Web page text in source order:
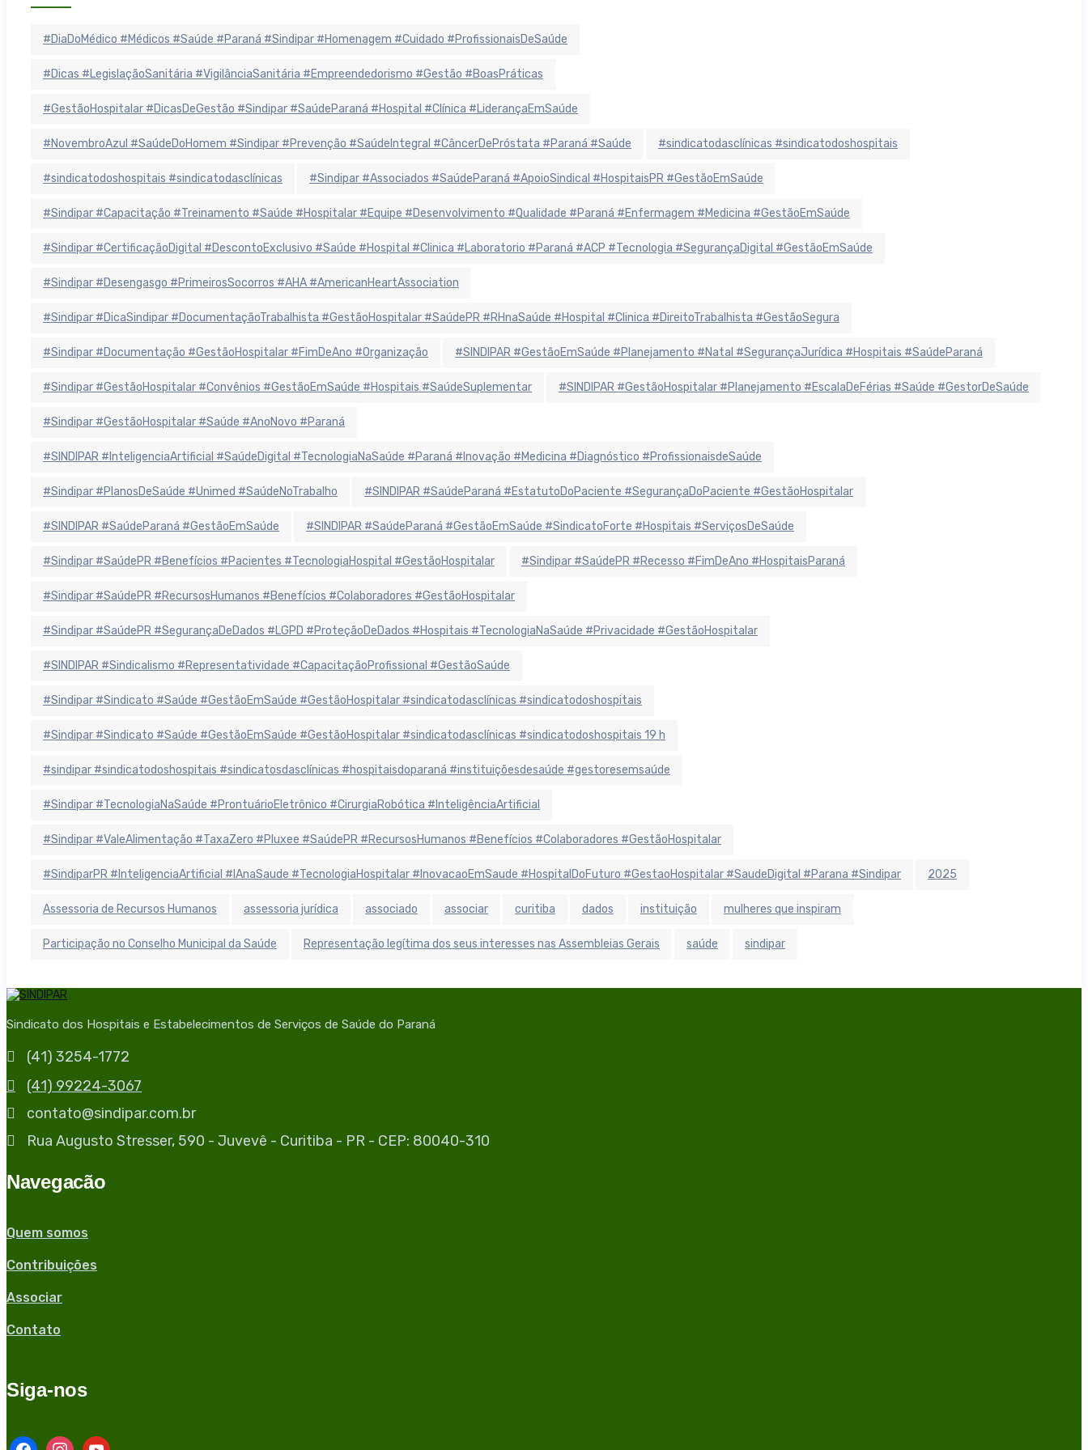
#DiaDoMédico #Médicos #Saúde #Paraná #Sindipar #Homenagem #Cuidado #ProfissionaisDeSaúde
#Dicas #LegislaçãoSanitária #VigilânciaSanitária #Empreendedorismo #Gestão #BoasPráticas
#GestãoHospitalar #DicasDeGestão #Sindipar #SaúdeParaná #Hospital #Clínica #LiderançaEmSaúde
#NovembroAzul #SaúdeDoHomem #Sindipar #Prevenção #SaúdeIntegral #CâncerDePróstata #Paraná #Saúde #sindicatodasclínicas #sindicatodoshospitais
#sindicatodoshospitais #sindicatodasclínicas #Sindipar #Associados #SaúdeParaná #ApoioSindical #HospitaisPR #GestãoEmSaúde
#Sindipar #Capacitação #Treinamento #Saúde #Hospitalar #Equipe #Desenvolvimento #Qualidade #Paraná #Enfermagem #Medicina #GestãoEmSaúde
#Sindipar #CertificaçãoDigital #DescontoExclusivo #Saúde #Hospital #Clinica #Laboratorio #Paraná #ACP #Tecnologia #SegurançaDigital #GestãoEmSaúde
#Sindipar #Desengasgo #PrimeirosSocorros #AHA #AmericanHeartAssociation
#Sindipar #DicaSindipar #DocumentaçãoTrabalhista #GestãoHospitalar #SaúdePR #RHnaSaúde #Hospital #Clinica #DireitoTrabalhista #GestãoSegura
#Sindipar #Documentação #GestãoHospitalar #FimDeAno #Organização #SINDIPAR #GestãoEmSaúde #Planejamento #Natal #SegurançaJurídica #Hospitais #SaúdeParaná
#Sindipar #GestãoHospitalar #Convênios #GestãoEmSaúde #Hospitais #SaúdeSuplementar #SINDIPAR #GestãoHospitalar #Planejamento #EscalaDeFérias #Saúde #GestorDeSaúde
#Sindipar #GestãoHospitalar #Saúde #AnoNovo #Paraná
#SINDIPAR #InteligenciaArtificial #SaúdeDigital #TecnologiaNaSaúde #Paraná #Inovação #Medicina #Diagnóstico #ProfissionaisdeSaúde
#Sindipar #PlanosDeSaúde #Unimed #SaúdeNoTrabalho #SINDIPAR #SaúdeParaná #EstatutoDoPaciente #SegurançaDoPaciente #GestãoHospitalar
#SINDIPAR #SaúdeParaná #GestãoEmSaúde #SINDIPAR #SaúdeParaná #GestãoEmSaúde #SindicatoForte #Hospitais #ServiçosDeSaúde
#Sindipar #SaúdePR #Benefícios #Pacientes #TecnologiaHospital #GestãoHospitalar #Sindipar #SaúdePR #Recesso #FimDeAno #HospitaisParaná
#Sindipar #SaúdePR #RecursosHumanos #Benefícios #Colaboradores #GestãoHospitalar
#Sindipar #SaúdePR #SegurançaDeDados #LGPD #ProteçãoDeDados #Hospitais #TecnologiaNaSaúde #Privacidade #GestãoHospitalar
#SINDIPAR #Sindicalismo #Representatividade #CapacitaçãoProfissional #GestãoSaúde
#Sindipar #Sindicato #Saúde #GestãoEmSaúde #GestãoHospitalar #sindicatodasclínicas #sindicatodoshospitais
#Sindipar #Sindicato #Saúde #GestãoEmSaúde #GestãoHospitalar #sindicatodasclínicas #sindicatodoshospitais 19 h
#sindipar #sindicatodoshospitais #sindicatosdasclínicas #hospitaisdoparaná #instituiçõesdesaúde #gestoresemsaúde
#Sindipar #TecnologiaNaSaúde #ProntuárioEletrônico #CirurgiaRobótica #InteligênciaArtificial
#Sindipar #ValeAlimentação #TaxaZero #Pluxee #SaúdePR #RecursosHumanos #Benefícios #Colaboradores #GestãoHospitalar
#SindiparPR #InteligenciaArtificial #IAnaSaude #TecnologiaHospitalar #InovacaoEmSaude #HospitalDoFuturo #GestaoHospitalar #SaudeDigital #Parana #Sindipar 2025
Assessoria de Recursos Humanos assessoria jurídica associado associar curitiba dados instituição mulheres que inspiram
Participação no Conselho Municipal da Saúde Representação legítima dos seus interesses nas Assembleias Gerais saúde sindipar
Sindicato dos Hospitais e Estabelecimentos de Serviços de Saúde do Paraná
(41) 3254-1772
(41) 99224-3067
contato@sindipar.com.br
Rua Augusto Stresser, 590 - Juvevê - Curitiba - PR - CEP: 80040-310
Navegacão
Quem somos
Contribuições
Associar
Contato
Siga-nos
facebookinstagram
youtube